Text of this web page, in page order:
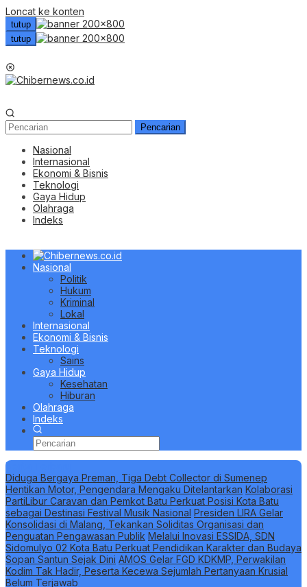
Loncat ke konten
tutup
tutup
Pencarian
Nasional
Internasional
Ekonomi & Bisnis
Teknologi
Gaya Hidup
Olahraga
Indeks
Nasional
Politik
Hukum
Kriminal
Lokal
Internasional
Ekonomi & Bisnis
Teknologi
Sains
Gaya Hidup
Kesehatan
Hiburan
Olahraga
Indeks
Berita Terbaru
Diduga Bergaya Preman, Tiga Debt Collector di Sumenep
Hentikan Motor, Pengendara Mengaku Ditelantarkan Kolaborasi
PartiLibur Caravan dan Pemkot Batu Perkuat Posisi Kota Batu
sebagai Destinasi Festival Musik Nasional Presiden LIRA Gelar
Konsolidasi di Malang, Tekankan Soliditas Organisasi dan
Penguatan Pengawasan Publik Melalui Inovasi ESSIDA, SDN
Sidomulyo 02 Kota Batu Perkuat Pendidikan Karakter dan Budaya
Sopan Santun Sejak Dini AMOS Gelar FGD KDKMP, Perwakilan
Kodim Tak Hadir, Peserta Kecewa Sejumlah Pertanyaan Krusial
Belum Terjawab